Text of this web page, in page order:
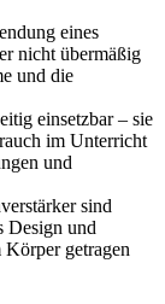
eines
nicht übermäßig
und die
einsetzbar – sie
im Unterricht
und
sind
Design und
Körper getragen